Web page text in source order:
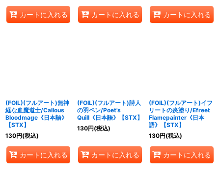
カートに入れる カートに入れる カートに入れる
(FOIL)(フルアート)無神
経な血魔道士/Callous
Bloodmage《日本語》
【STX】
130円(税込)
カートに入れる
(FOIL)(フルアート)詩人
の羽ペン/Poet's
Quill《日本語》【STX】
130円(税込)
カートに入れる
(FOIL)(フルアート)イフ
リートの炎塗り/Efreet
Flamepainter《日本
語》【STX】
130円(税込)
カートに入れる